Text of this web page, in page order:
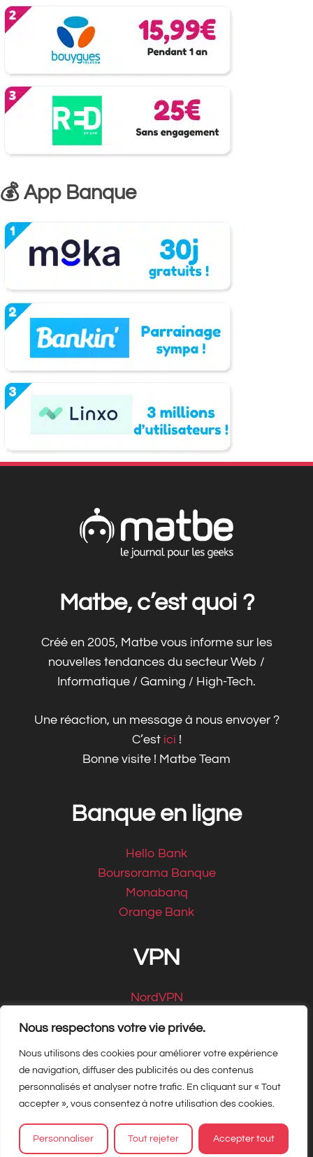
Nous respectons votre vie privée.
Nous utilisons des cookies pour améliorer votre expérience
de navigation, diffuser des publicités ou des contenus
personnalisés et analyser notre trafic. En cliquant sur « Tout
accepter », vous consentez à notre utilisation des cookies.
Personnaliser Tout rejeter Accepter tout
💰 App Banque
Matbe, c’est quoi ?
Créé en 2005, Matbe vous informe sur les
nouvelles tendances du secteur Web /
Informatique / Gaming / High-Tech.
Une réaction, un message à nous envoyer ?
C’est ici !
Bonne visite ! Matbe Team
Banque en ligne
Hello Bank
Boursorama Banque
Monabanq
Orange Bank
VPN
NordVPN
Copyright Matbe.com 2026, tous droits
réservés